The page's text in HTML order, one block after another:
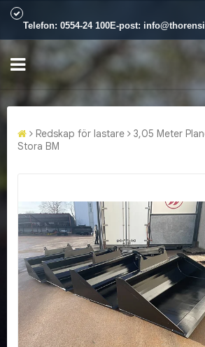
Telefon: 0554-24 100E-post:
Redskap för lastare
3,05 Meter
Stora BM